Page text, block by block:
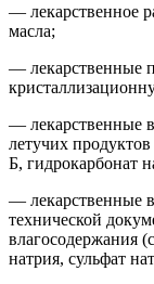
— лекарственное
масла;
— лекарственные
— лекарственные
летучих
Б, гидрокарбонат
— лекарственные
технической
влагосодержания
натрия, сульфат